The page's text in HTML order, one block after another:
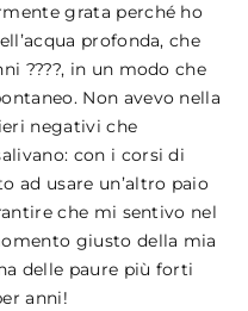
grata perché ho
profonda, che
????, in un modo che
Non avevo nella
negativi che
con i corsi di
ad usare un’altro paio
che mi sentivo nel
giusto della mia
delle paure più forti
anni!